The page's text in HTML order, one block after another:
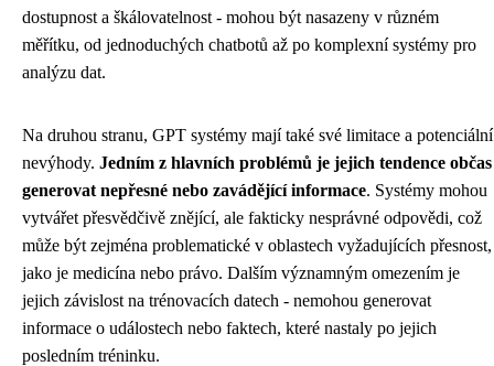
dostupnost a škálovatelnost - mohou být nasazeny v různém
měřítku, od jednoduchých chatbotů až po komplexní systémy pro
analýzu dat.
Na druhou stranu, GPT systémy mají také své limitace a potenciální
nevýhody. Jedním z hlavních problémů je jejich tendence občas
generovat nepřesné nebo zavádějící informace. Systémy mohou
vytvářet přesvědčivě znějící, ale fakticky nesprávné odpovědi, což
může být zejména problematické v oblastech vyžadujících přesnost,
jako je medicína nebo právo. Dalším významným omezením je
jejich závislost na trénovacích datech - nemohou generovat
informace o událostech nebo faktech, které nastaly po jejich
posledním tréninku.